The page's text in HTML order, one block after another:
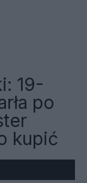
19-
po
kupić